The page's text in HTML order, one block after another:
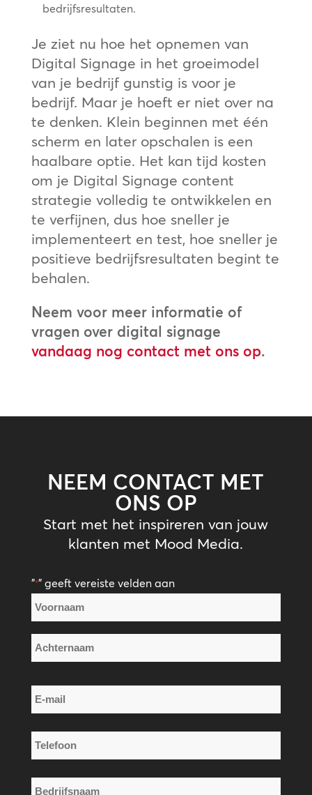
bedrijfsresultaten.
Je ziet nu hoe het opnemen van
Digital Signage in het groeimodel
van je bedrijf gunstig is voor je
bedrijf. Maar je hoeft er niet over na
te denken. Klein beginnen met één
scherm en later opschalen is een
haalbare optie. Het kan tijd kosten
om je Digital Signage content
strategie volledig te ontwikkelen en
te verfijnen, dus hoe sneller je
implementeert en test, hoe sneller je
positieve bedrijfsresultaten begint te
behalen.
Neem voor meer informatie of
vragen over digital signage
vandaag nog contact met ons op.
NEEM CONTACT MET
ONS OP
Start met het inspireren van jouw
klanten met Mood Media.
"*" geeft vereiste velden aan
Naam
*
Voornaam
E-
mail
*
Telefoon
*
Bedrijfsnaam